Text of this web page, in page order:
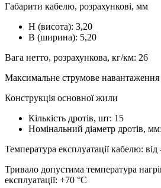
Габарити кабелю, розрахункові, мм
Н (висота): 3,20
В (ширина): 5,20
Вага нетто, розрахункова, кг/км: 26
Максимальне струмове навантаження
Конструкція основної жили
Кількість дротів, шт: 15
Номінальний діаметр дротів,
Температура експлуатації кабелю:
Тривало допустима температура
експлуатації: +70 °С